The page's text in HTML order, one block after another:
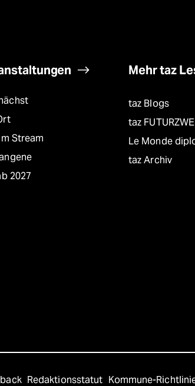
Stream
2027
Mehr taz
taz Blogs
taz
Le Monde
taz Archiv
Redaktionsstatut Kommune-